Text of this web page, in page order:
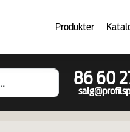
Produkter
86 60